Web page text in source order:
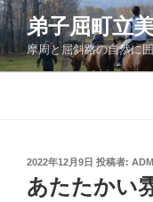
コ
ン
テ
ン
弟子屈町立
摩周と屈斜路の自然に
投
稿
日:
2022年12月9日 投稿者:
あたたかい